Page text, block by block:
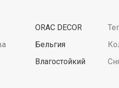
ORAC DECOR
Бельгия
Влагостойкий